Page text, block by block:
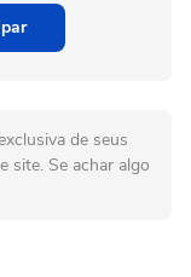
de seus
site. Se achar algo